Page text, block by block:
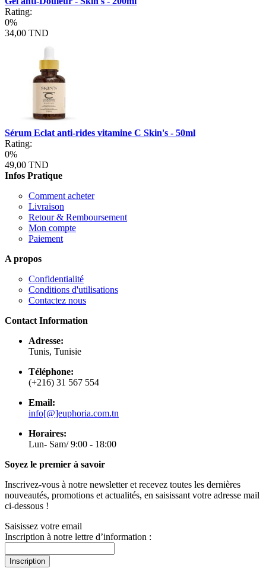
Rating:
0%
34,00 TND
Sérum Eclat anti-rides vitamine C Skin's - 50ml
Rating:
0%
49,00 TND
Infos Pratique
Comment acheter
Livraison
Retour & Remboursement
Mon compte
Paiement
A propos
Confidentialité
Conditions d'utilisations
Contactez nous
Contact Information
Adresse:
Tunis, Tunisie
Téléphone:
(+216) 31 567 554
Email:
info[@]euphoria.com.tn
Horaires:
Lun- Sam/ 9:00 - 18:00
Soyez le premier à savoir
Inscrivez-vous à notre newsletter et recevez toutes les dernières
nouveautés, promotions et actualités, en saisissant votre adresse mail
ci-dessous !
Saisissez votre email
Inscription à notre lettre d’information :
Inscription